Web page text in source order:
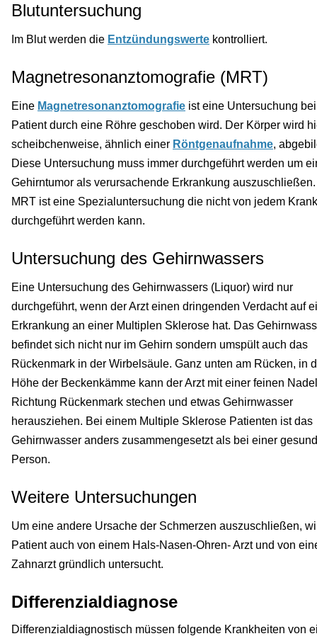
Blutuntersuchung
Im Blut werden die Entzündungswerte kontrolliert.
Magnetresonanztomografie (MRT)
Eine Magnetresonanztomografie ist eine Untersuchung
Patient durch eine Röhre geschoben wird. Der Körper wird
scheibchenweise, ähnlich einer Röntgenaufnahme,
Diese Untersuchung muss immer durchgeführt werden um
Gehirntumor als verursachende Erkrankung
MRT ist eine Spezialuntersuchung die nicht von jedem
durchgeführt werden kann.
Untersuchung des Gehirnwassers
Eine Untersuchung des Gehirnwassers (Liquor) wird nur
durchgeführt, wenn der Arzt einen dringenden Verdacht auf
Erkrankung an einer Multiplen Sklerose hat. Das
befindet sich nicht nur im Gehirn sondern umspült auch das
Rückenmark in der Wirbelsäule. Ganz unten am Rücken, in
Höhe der Beckenkämme kann der Arzt mit einer feinen
Richtung Rückenmark stechen und etwas Gehirnwasser
herausziehen. Bei einem Multiple Sklerose Patienten ist das
Gehirnwasser anders zusammengesetzt als bei einer
Person.
Weitere Untersuchungen
Um eine andere Ursache der Schmerzen auszuschließen,
Patient auch von einem Hals-Nasen-Ohren- Arzt und von
Zahnarzt gründlich untersucht.
Differenzialdiagnose
Differenzialdiagnostisch müssen folgende Krankheiten von